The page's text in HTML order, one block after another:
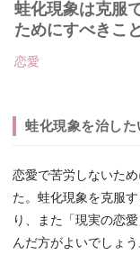
蛙化現象は克服
ためにすべきこと
恋愛
蛙化現象を治し
恋愛で苦労しないた
た。蛙化現象を克服
り、また「現実の恋
んだ方がよいでしょう